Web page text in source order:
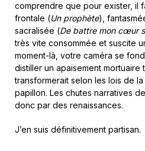
comprendre que pour exister, il
frontale (Un prophète),
sacralisée (De battre mon cœur
très vite consommée et suscite
moment-là, votre caméra se
distiller un apaisement
transformerait selon les lois de
papillon. Les chutes narratives
donc par des renaissances.
J’en suis définitivement partisan.